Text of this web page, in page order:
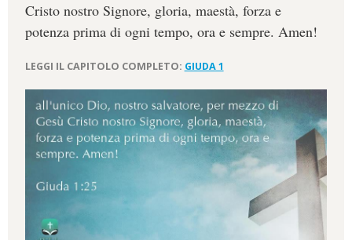
Cristo nostro Signore, gloria, maestà, forza e
potenza prima di ogni tempo, ora e sempre. Amen!
LEGGI IL CAPITOLO COMPLETO: GIUDA 1